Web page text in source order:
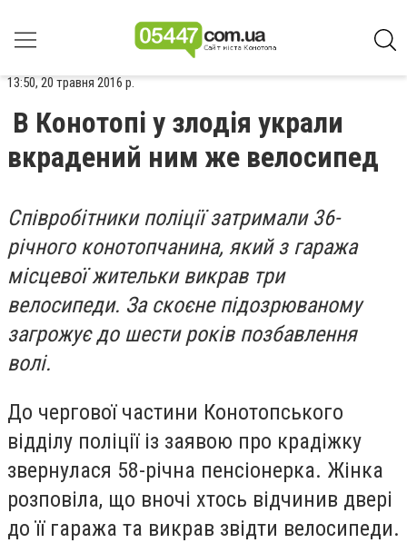
13:50, 20 травня 2016 р.
В Конотопі у злодія украли
вкрадений ним же велосипед
Співробітники поліції затримали 36-
річного конотопчанина, який з гаража
місцевої жительки викрав три
велосипеди. За скоєне підозрюваному
загрожує до шести років позбавлення
волі.
До чергової частини Конотопського
відділу поліції із заявою про крадіжку
звернулася 58-річна пенсіонерка. Жінка
розповіла, що вночі хтось відчинив двері
до її гаража та викрав звідти велосипеди.